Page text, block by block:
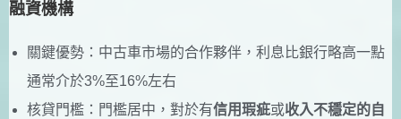
融資機構
關鍵優勢：中古車市場的合作夥伴，利息比銀行略高一點
通常介於3%至16%左右
核貸門檻：門檻居中，對於有信用瑕疵或收入不穩定的自